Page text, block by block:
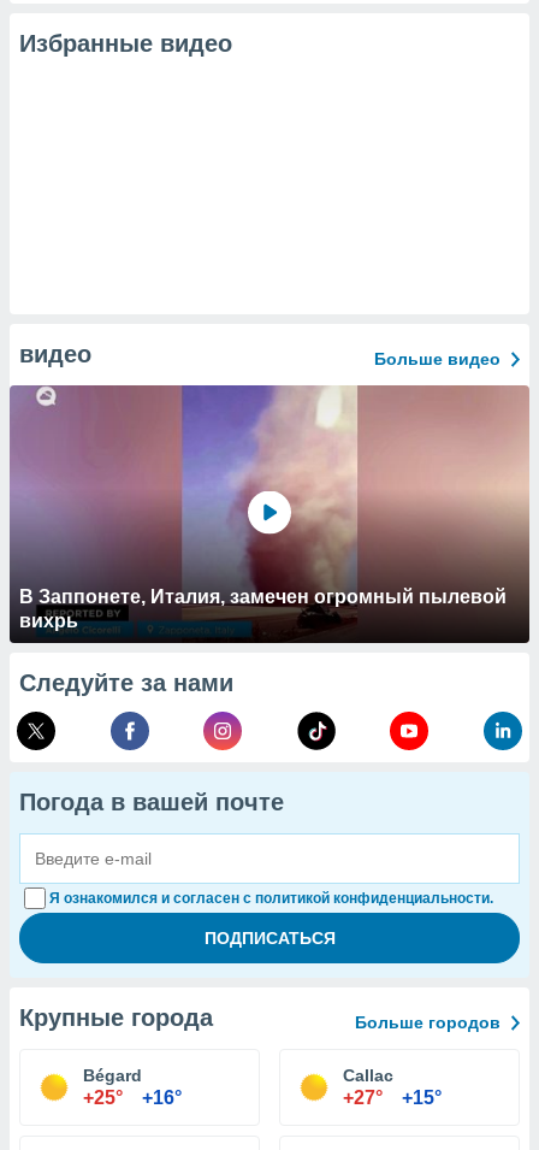
Избранные видео
видео Больше видео
В Заппонете, Италия, замечен огромный пылевой
вихрь
Следуйте за нами
Погода в вашей почте
Я ознакомился и согласен с политикой конфиденциальности.
Крупные города Больше городов
Bégard
+25° +16°
Callac
+27° +15°